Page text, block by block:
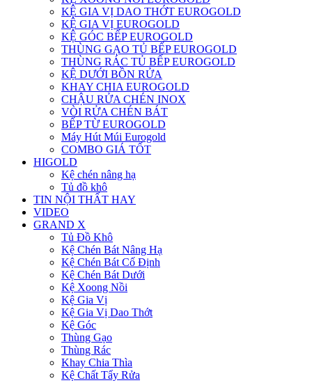
KỆ GIA VỊ DAO THỚT EUROGOLD
KỆ GIA VỊ EUROGOLD
KỆ GÓC BẾP EUROGOLD
THÙNG GẠO TỦ BẾP EUROGOLD
THÙNG RÁC TỦ BẾP EUROGOLD
KỆ DƯỚI BỒN RỬA
KHAY CHIA EUROGOLD
CHẬU RỬA CHÉN INOX
VÒI RỬA CHÉN BÁT
BẾP TỪ EUROGOLD
Máy Hút Múi Eurogold
COMBO GIÁ TỐT
HIGOLD
Kệ chén nâng hạ
Tủ đồ khô
TIN NỘI THẤT HAY
VIDEO
GRAND X
Tủ Đồ Khô
Kệ Chén Bát Nâng Hạ
Kệ Chén Bát Cố Định
Kệ Chén Bát Dưới
Kệ Xoong Nồi
Kệ Gia Vị
Kệ Gia Vị Dao Thớt
Kệ Góc
Thùng Gạo
Thùng Rác
Khay Chia Thìa
Kệ Chất Tẩy Rửa